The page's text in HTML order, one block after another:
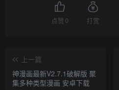
点赞 0 打赏
上一篇
神漫画最新V2.7.1破解版 聚
集多种类型漫画 安卓下载